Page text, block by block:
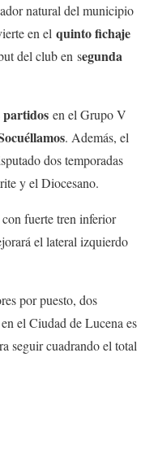
natural del municipio
en el quinto fichaje
del club en segunda
partidos en el Grupo V
. Además, el
dos temporadas
y el Diocesano.
fuerte tren inferior
el lateral izquierdo
por puesto, dos
el Ciudad de Lucena es
seguir cuadrando el total